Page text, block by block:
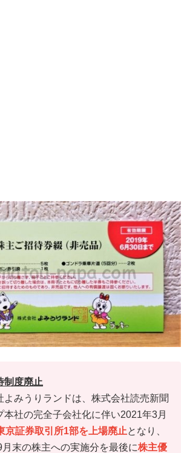
制度廃止
よみうりランドは、株式会社読売新聞
本社の完全子会社化に伴い2021年3月
京証券取引所1部を上場廃止となり、
月末の株主への実施分を最後に株主優